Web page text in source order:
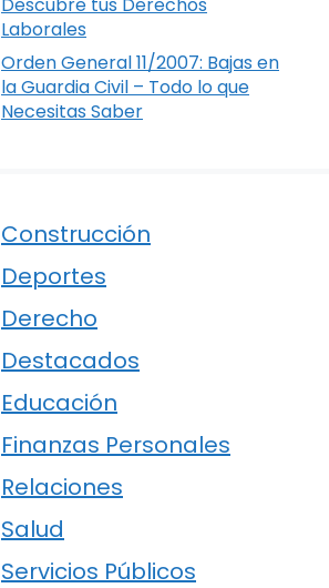
Laborales
Orden General 11/2007: Bajas en
la Guardia Civil – Todo lo que
Necesitas Saber
Construcción
Deportes
Derecho
Destacados
Educación
Finanzas Personales
Relaciones
Salud
Servicios Públicos